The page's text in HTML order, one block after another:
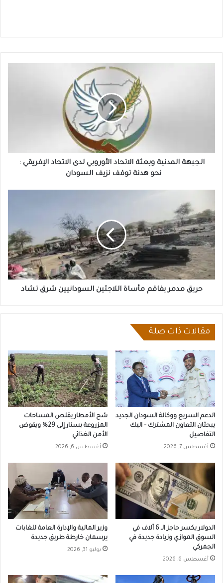
:
السودان
الجبهة المدنية وبعثة الاتحاد الأوروبي لدى الاتحاد الإفريقي :
نحو هدنة توقف نزيف السودان
يفاقم
مأساة
اللاجئين
السودانيين
تشاد
حريق مدمر يفاقم مأساة اللاجئين السودانيين شرق تشاد
مقالات ذات صلة
الدعم السريع ووكالة السودان الجديد
يبحثان التعاون المشترك – اليك
التفاصيل
أغسطس 7, 2026
شح الأمطار يقلص المساحات
المزروعة بسنار إلى 29% ويقوض
الأمن الغذائي
أغسطس 6, 2026
الدولار يكسر حاجز الـ 6 آلاف في
السوق الموازي وزيادة جديدة في
الجمركي
أغسطس 6, 2026
وزير المالية والإدارة العامة للغابات
يرسمان خارطة طريق جديدة
يوليو 31, 2026